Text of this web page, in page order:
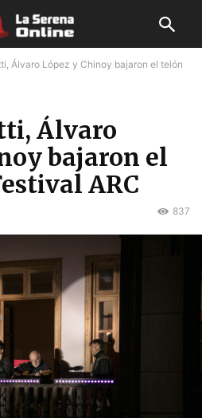
Álvaro López y Chinoy bajaron el telón
Álvaro
bajaron el
ARC
837